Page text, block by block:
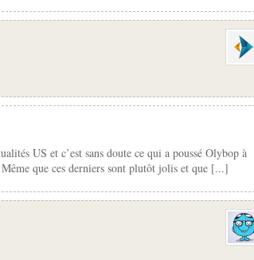
US et c’est sans doute ce qui a poussé Olybop à
que ces derniers sont plutôt jolis et que [...]